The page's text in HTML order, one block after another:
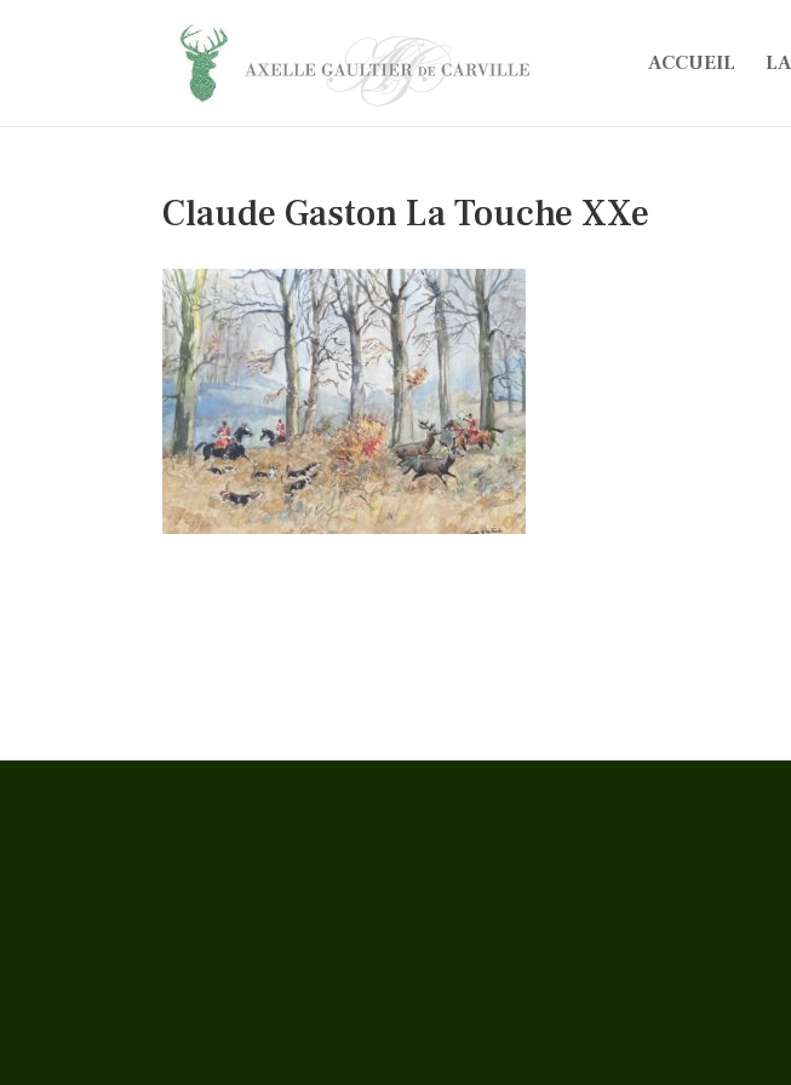
ACCUEIL
Claude Gaston La Touche XXe